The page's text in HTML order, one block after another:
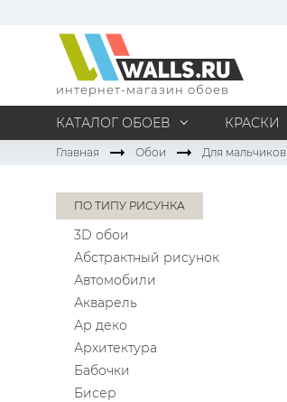
интернет-магазин обоев
КАТАЛОГ ОБОЕВ КРАСКИ
МАТЕРИАЛ
Виниловые
Бумажные
Акриловые
ПОМЕЩЕНИЕ
Кабинет
Спальня
Все типы помещений
Главная Обои Для мальчиков
ПО ТИПУ РИСУНКА
3D обои
Абстрактный рисунок
Автомобили
Акварель
Ар деко
Архитектура
Бабочки
Бисер